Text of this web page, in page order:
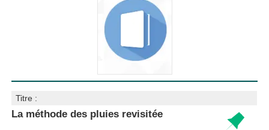
Titre :
La méthode des pluies revisitée